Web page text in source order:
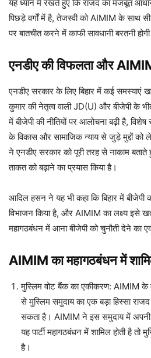
यह ध्यान में रखते हुए कि राजद का मजबूत आधार
पिछड़े वर्गों में है, तेजस्वी को AIMIM के साथ
पर बातचीत करने में काफी सावधानी बरतनी
एनडीए की विफलता और
एनडीए सरकार के लिए बिहार में कई समस्याएं
कुमार की नेतृत्व वाली JD(U) और बीजेपी के
में बीजेपी की नीतियों पर आलोचना बढ़ी है, विशेष
के विकास और सामाजिक न्याय से जुड़े मुद्दों
ने एनडीए सरकार को पूरी तरह से नाकाम बताते
ताकत को बढ़ाने का प्रयास किया है।
आदिल हसन ने यह भी कहा कि बिहार में बीजेपी
विभाजन किया है, और AIMIM का लक्ष्य इसे
महागठबंधन में आना बीजेपी को चुनौती देने का
AIMIM का महागठबंधन में
मुस्लिम वोट बैंक का एकीकरण: AIMIM के
से मुस्लिम समुदाय का एक बड़ा हिस्सा
सकता है। AIMIM ने इस समुदाय में
यह पार्टी महागठबंधन में शामिल होती है तो
है।